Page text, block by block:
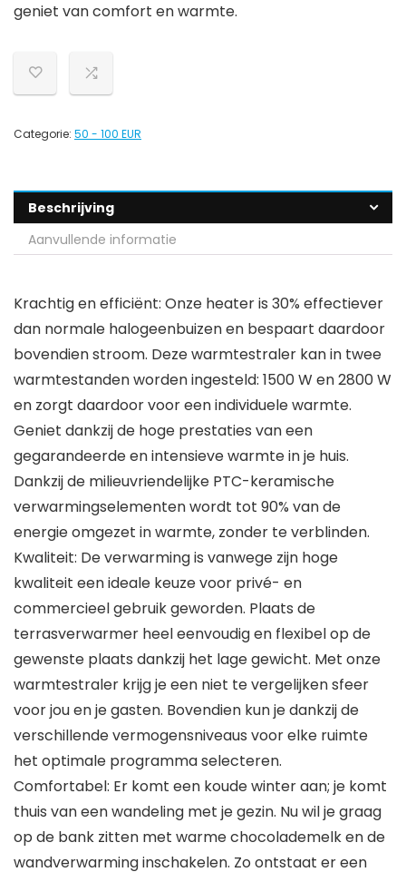
geniet van comfort en warmte.
Categorie: 50 - 100 EUR
Beschrijving
Aanvullende informatie
Krachtig en efficiënt: Onze heater is 30% effectiever
dan normale halogeenbuizen en bespaart daardoor
bovendien stroom. Deze warmtestraler kan in twee
warmtestanden worden ingesteld: 1500 W en 2800 W
en zorgt daardoor voor een individuele warmte.
Geniet dankzij de hoge prestaties van een
gegarandeerde en intensieve warmte in je huis.
Dankzij de milieuvriendelijke PTC-keramische
verwarmingselementen wordt tot 90% van de
energie omgezet in warmte, zonder te verblinden.
Kwaliteit: De verwarming is vanwege zijn hoge
kwaliteit een ideale keuze voor privé- en
commercieel gebruik geworden. Plaats de
terrasverwarmer heel eenvoudig en flexibel op de
gewenste plaats dankzij het lage gewicht. Met onze
warmtestraler krijg je een niet te vergelijken sfeer
voor jou en je gasten. Bovendien kun je dankzij de
verschillende vermogensniveaus voor elke ruimte
het optimale programma selecteren.
Comfortabel: Er komt een koude winter aan; je komt
thuis van een wandeling met je gezin. Nu wil je graag
op de bank zitten met warme chocolademelk en de
wandverwarming inschakelen. Zo ontstaat er een